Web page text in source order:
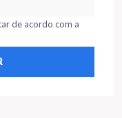
de acordo com a